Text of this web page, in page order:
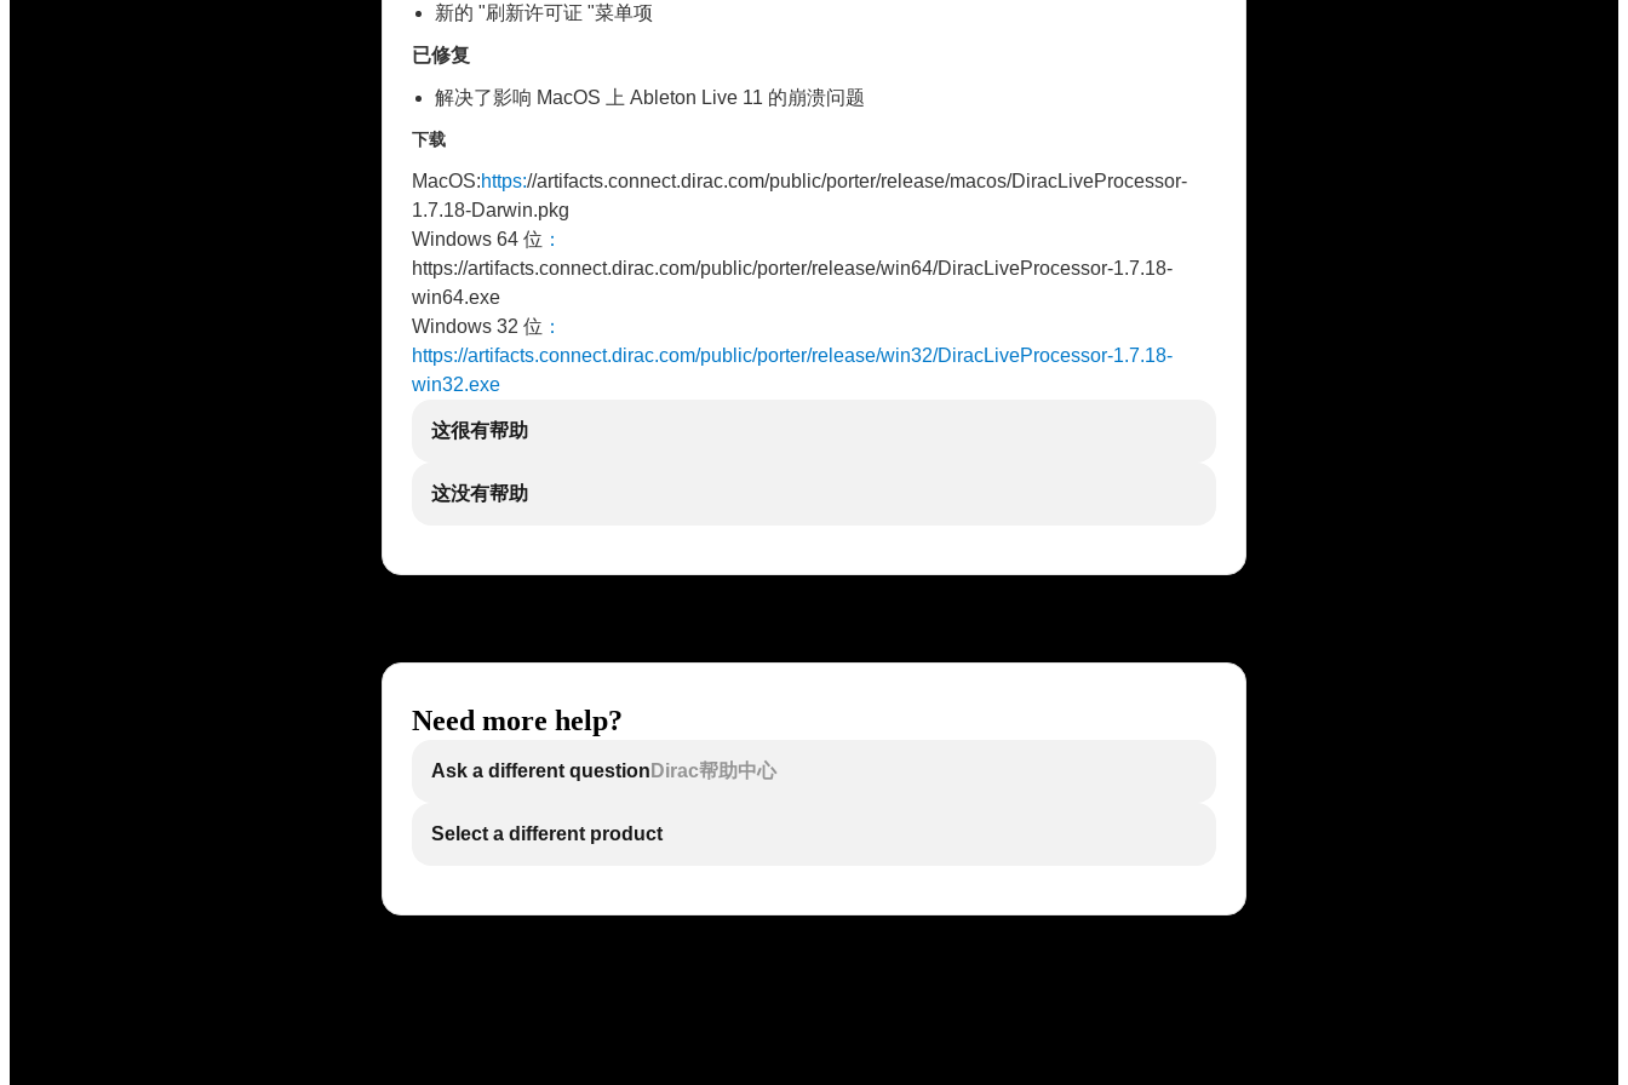
新的 "刷新许可证 "菜单项
已修复
解决了影响 MacOS 上 Ableton Live 11 的崩溃问题
下载
MacOS:https://artifacts.connect.dirac.com/public/porter/release/macos/DiracLiveProcessor-
1.7.18-Darwin.pkg
Windows 64 位 ：
https://artifacts.connect.dirac.com/public/porter/release/win64/DiracLiveProcessor-1.7.18-
win64.exe
Windows 32 位 ：
https://artifacts.connect.dirac.com/public/porter/release/win32/DiracLiveProcessor-1.7.18-
win32.exe
这很有帮助
这没有帮助
Need more help?
Ask a different question Dirac帮助中心
Select a different product